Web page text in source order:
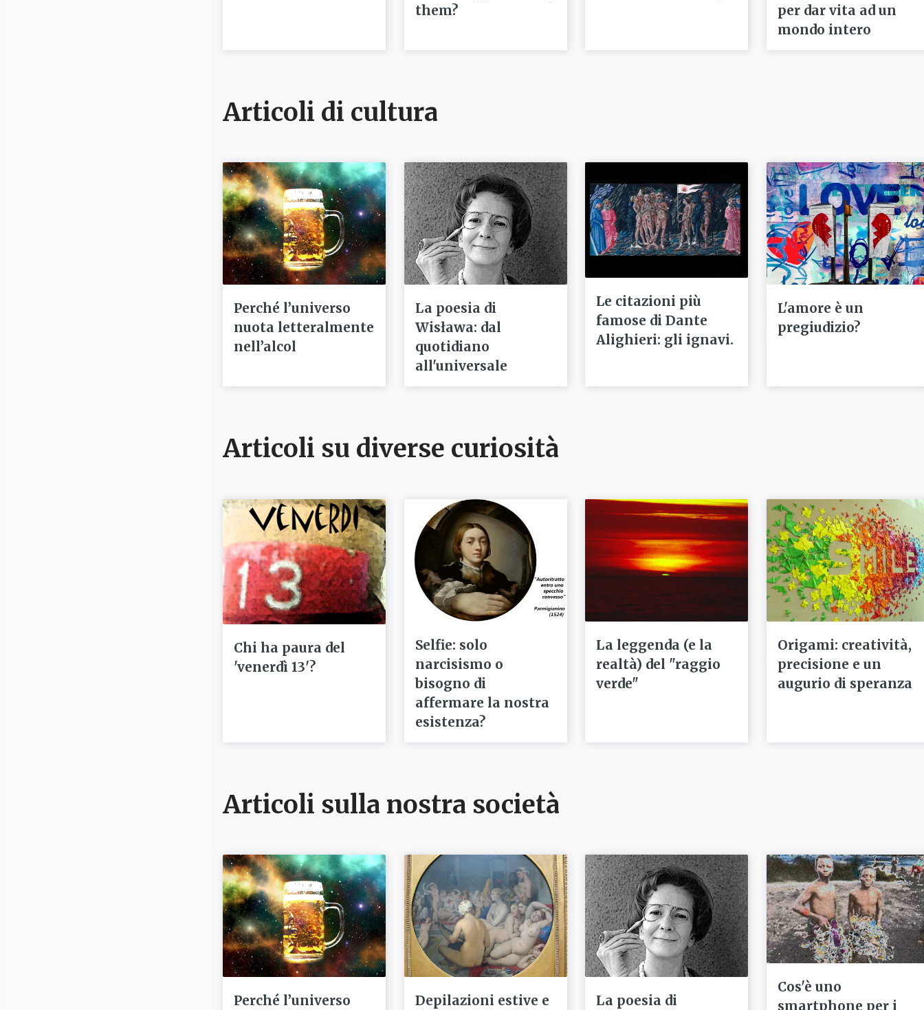
them?
per dar vita ad un
mondo intero
Articoli di cultura
Perché l’universo
nuota letteralmente
nell’alcol
La poesia di
Wisława: dal
quotidiano
all'universale
Le citazioni più
famose di Dante
Alighieri: gli ignavi.
L'amore è un
pregiudizio?
Articoli su diverse curiosità
Chi ha paura del
'venerdì 13'?
Selfie: solo
narcisismo o
bisogno di
affermare la nostra
esistenza?
La leggenda (e la
realtà) del "raggio
verde"
Origami: creatività,
precisione e un
augurio di speranza
Articoli sulla nostra società
Perché l’universo Depilazioni estive e La poesia di
Cos'è uno
smartphone per i